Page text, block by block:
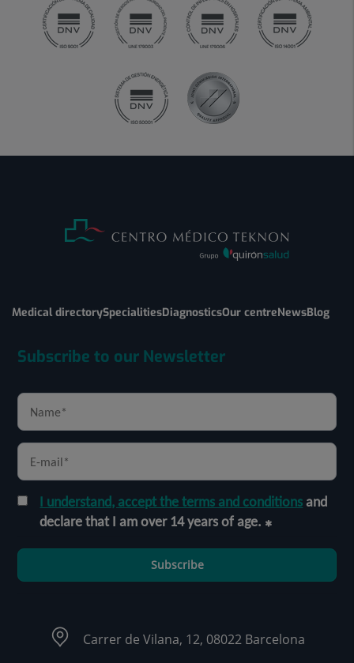
Medical directorySpecialitiesDiagnosticsOur centreNewsBlog
Subscribe to our Newsletter
I understand, accept the terms and conditionsand
declare that I am over 14 years of age.
Subscribe
Carrer de Vilana, 12, 08022 Barcelona